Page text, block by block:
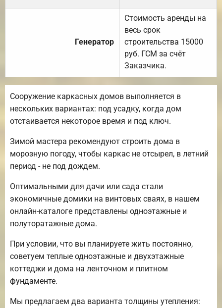
Генератор
Стоимость аренды на
весь срок
строительства 15000
руб. ГСМ за счёт
Заказчика.
Сооружение каркасных домов выполняется в
нескольких вариантах: под усадку, когда дом
отстаивается некоторое время и под ключ.
Зимой мастера рекомендуют строить дома в
морозную погоду, чтобы каркас не отсырел, в летний
период - не под дождем.
Оптимальными для дачи или сада стали
экономичные домики на винтовых сваях, в нашем
онлайн-каталоге представлены одноэтажные и
полуторатажные дома.
При условии, что вы планируете жить постоянно,
советуем теплые одноэтажные и двухэтажные
коттеджи и дома на ленточном и плитном
фундаменте.
Мы предлагаем два варианта толщины утепления: